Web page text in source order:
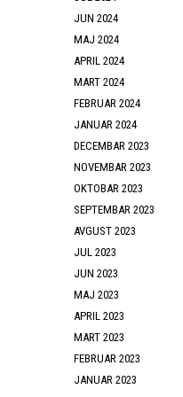
JUN 2024
MAJ 2024
APRIL 2024
MART 2024
FEBRUAR 2024
JANUAR 2024
DECEMBAR 2023
NOVEMBAR 2023
OKTOBAR 2023
SEPTEMBAR 2023
AVGUST 2023
JUL 2023
JUN 2023
MAJ 2023
APRIL 2023
MART 2023
FEBRUAR 2023
JANUAR 2023